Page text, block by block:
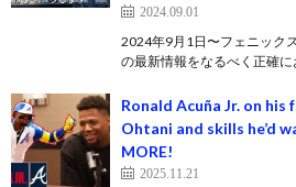
2024.09.01
2024年9月1日〜フェニック
の最新情報をなるべく正確
Ronald Acuña Jr. on
Ohtani and skills he’d
MORE!
2025.11.21